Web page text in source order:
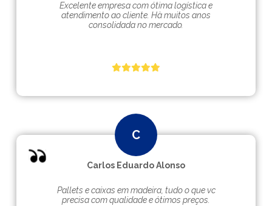
Excelente empresa com ótima logística e
atendimento ao cliente. Hà muitos anos
consolidada no mercado.
Carlos Eduardo Alonso
Pallets e caixas em madeira, tudo o que vc
precisa com qualidade e ótimos preços.